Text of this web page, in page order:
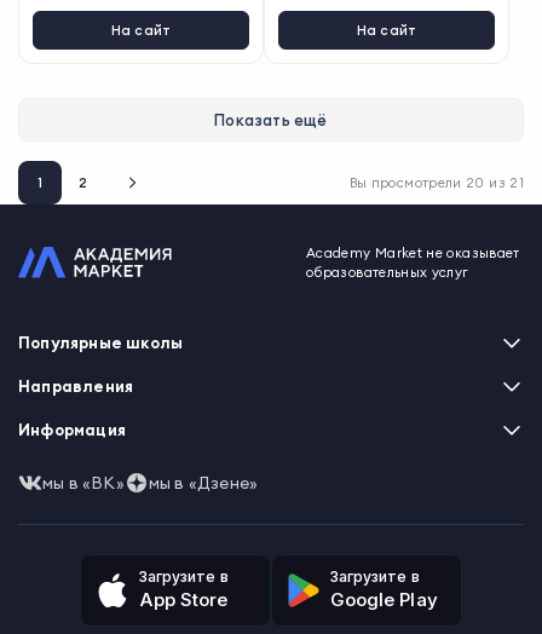
На сайт На сайт
Показать ещё
1 2 Вы просмотрели 20 из 21
Academy Market не оказывает
образовательных услуг
Загрузите в
App Store
Загрузите в
Google Play
Популярные школы
Skillbox
XYZ School
Skillfactory
Talentsy
Fashion Factory School
ProductStar
Международная школа профессий
Направления
Программирование
Маркетинг
Аналитика
Другие профессии
Саморазвитие
Информация
Часто задаваемые вопросы
Пользовательское соглашение
Политика обработки данных
Избранные курсы
Акции и скидки
Карта сайта
мы в «ВК» мы в «Дзене»